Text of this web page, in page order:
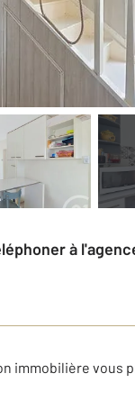
à
immobilière vous